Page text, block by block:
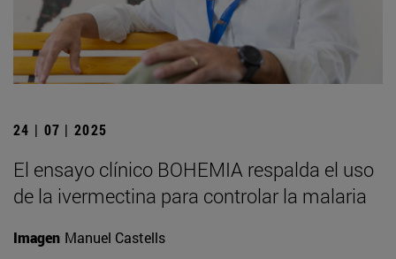
24 | 07 | 2025
El ensayo clínico BOHEMIA respalda el uso
de la ivermectina para controlar la malaria
Imagen Manuel Castells